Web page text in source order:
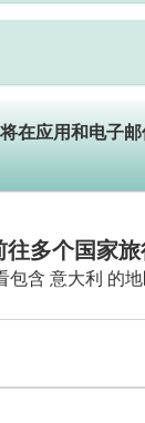
在应用和电子
往多个国家旅
包含 意大利 的